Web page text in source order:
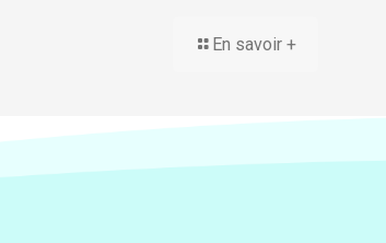
En savoir +